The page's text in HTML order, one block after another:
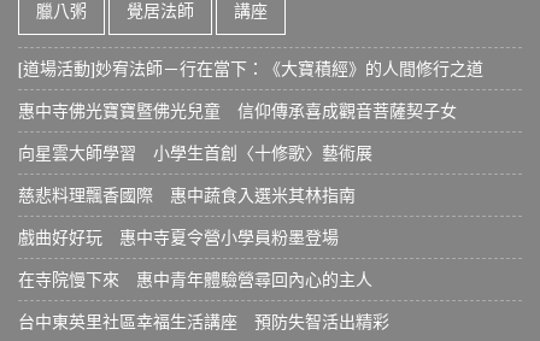
臘八粥 覺居法師 講座
[道場活動]妙宥法師－行在當下：《大寶積經》的人間修行之道
惠中寺佛光寶寶暨佛光兒童 信仰傳承喜成觀音菩薩契子女
向星雲大師學習 小學生首創〈十修歌〉藝術展
慈悲料理飄香國際 惠中蔬食入選米其林指南
戲曲好好玩 惠中寺夏令營小學員粉墨登場
在寺院慢下來 惠中青年體驗營尋回內心的主人
台中東英里社區幸福生活講座 預防失智活出精彩